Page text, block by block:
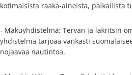
kotimaisista raaka-aineista, paikallista
- Makuyhdistelmä: Tervan ja lakritsin
yhdistelmä tarjoaa vankasti
nojaavaa nautintoa.